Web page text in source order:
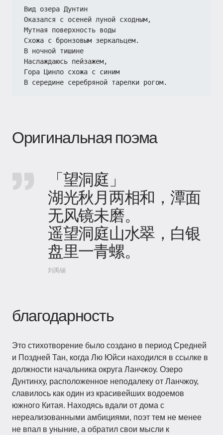
Вид озера Дунтин
Оказался с осеней луной сходным,
Мутная поверхность воды
Схожа с бронзовым зеркальцем.
В ночной тишине
Наслаждаюсь пейзажем,
Гора Цинло схожа с синим
В середине серебряной тарелки рогом.
Оригинальная поэма
「望洞庭」
湖光秋月两相和，潭面
无风镜未磨。
遥望洞庭山水翠，白银
盘里一青螺。
刘禹锡
благодарность
Это стихотворение было создано в период Средней
и Поздней Тан, когда Лю Юйси находился в ссылке в
должности начальника округа Ланчжоу. Озеро
Дунтинху, расположенное неподалеку от Ланчжоу,
славилось как один из красивейших водоемов
южного Китая. Находясь вдали от дома с
нереализованными амбициями, поэт тем не менее
не впал в уныние, а обратил свои мысли к